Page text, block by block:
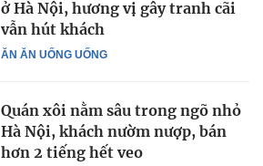
ĂN ĂN UỐNG UỐNG
ở Hà Nội, hương vị gây tranh cãi
vẫn hút khách
Quán xôi nằm sâu trong ngõ nhỏ
Hà Nội, khách nườm nượp, bán
hơn 2 tiếng hết veo